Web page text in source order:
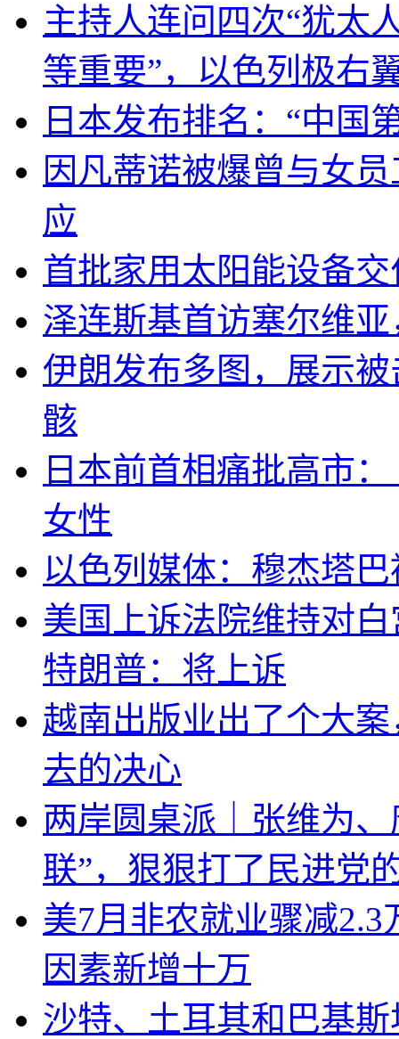
主持人连问四次“犹太
等重要”，以色列极右
日本发布排名：“中国
因凡蒂诺被爆曾与女
应
首批家用太阳能设备
泽连斯基首访塞尔维
伊朗发布多图，展示
骸
日本前首相痛批高市
女性
以色列媒体：穆杰塔
美国上诉法院维持对
特朗普：将上诉
越南出版业出了个大
去的决心
两岸圆桌派｜张维为
联”，狠狠打了民进党
美7月非农就业骤减
因素新增十万
沙特、土耳其和巴基